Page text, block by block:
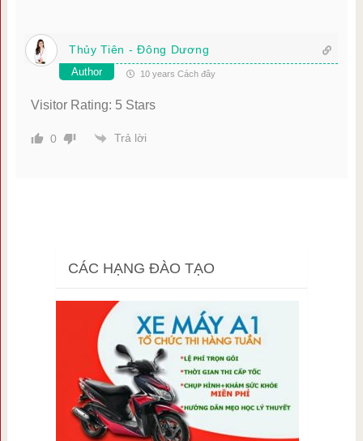
Thủy Tiên - Đông Dương
Author 10 years Cách đây
Visitor Rating: 5 Stars
0 Trả lời
CÁC HẠNG ĐÀO TẠO